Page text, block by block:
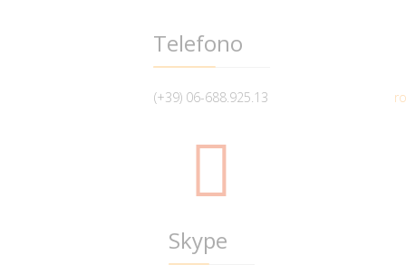
Telefono
(+39) 06-688.925.13
Skype